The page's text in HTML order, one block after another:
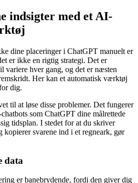
indsigter med et AI-
dine placeringer i ChatGPT manuelt er
er ikke en rigtig strategi. Det er
variere hver gang, og det er næsten
Her kan et automatisk værktøj
dig.
til at løse disse problemer. Det fungerer
som ChatGPT dine målrettede
tidsplan. I stedet for at du skriver
kopierer svarene ind i et regneark, gør
data
er banebrydende, fordi den giver dig